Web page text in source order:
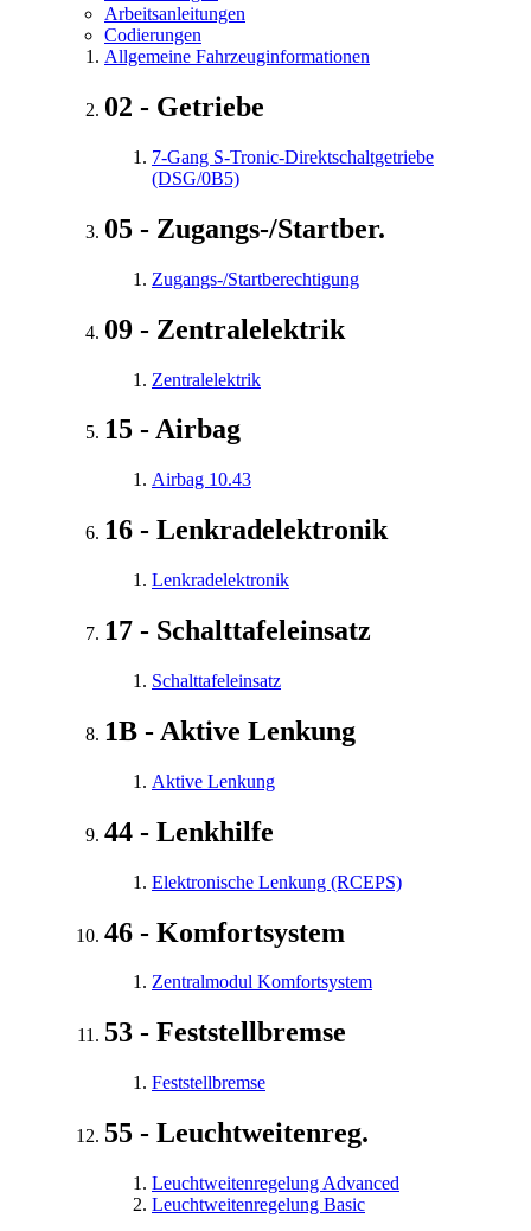
Arbeitsanleitungen
Codierungen
Allgemeine Fahrzeuginformationen
02 - Getriebe
7-Gang S-Tronic-Direktschaltgetriebe
(DSG/0B5)
05 - Zugangs-/Startber.
Zugangs-/Startberechtigung
09 - Zentralelektrik
Zentralelektrik
15 - Airbag
Airbag 10.43
16 - Lenkradelektronik
Lenkradelektronik
17 - Schalttafeleinsatz
Schalttafeleinsatz
1B - Aktive Lenkung
Aktive Lenkung
44 - Lenkhilfe
Elektronische Lenkung (RCEPS)
46 - Komfortsystem
Zentralmodul Komfortsystem
53 - Feststellbremse
Feststellbremse
55 - Leuchtweitenreg.
Leuchtweitenregelung Advanced
Leuchtweitenregelung Basic